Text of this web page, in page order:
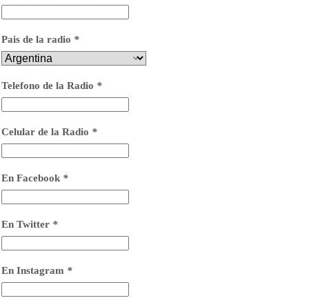
Pais de la radio *
Telefono de la Radio *
Celular de la Radio *
En Facebook *
En Twitter *
En Instagram *